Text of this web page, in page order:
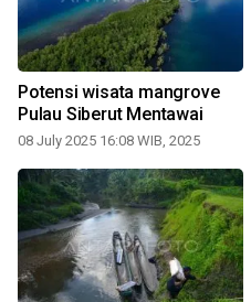
Potensi wisata mangrove
Pulau Siberut Mentawai
08 July 2025 16:08 WIB, 2025